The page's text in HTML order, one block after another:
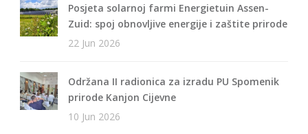
Posjeta solarnoj farmi Energietuin Assen-
Zuid: spoj obnovljive energije i zaštite prirode
22 Jun 2026
Održana II radionica za izradu PU Spomenik
prirode Kanjon Cijevne
10 Jun 2026